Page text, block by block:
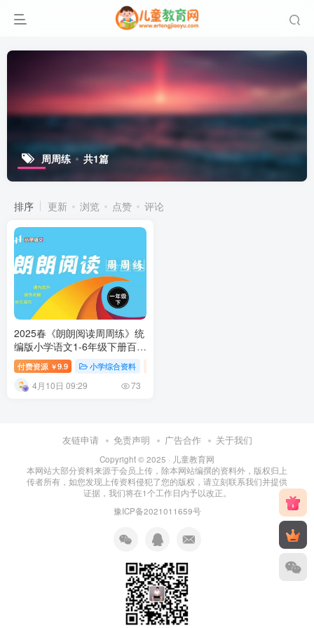
周周练 共1篇
排序 更新 浏览 点赞 评论
2025春《朗朗阅读周周练》统
编版小学语文1-6年级下册百度
网盘下载
付费资源 ￥9.9 小学综合资料
4月10日 09:29 73
友链申请 免责声明 广告合作 关于我们
Copyright © 2025 · 儿童教育网
本网站大部分资料来源于会员上传，除本网站编撰的资料外，版权归上
传者所有，如您发现上传资料侵犯了您的版权，请立刻联系我们并提供
证据，我们将在1个工作日内予以改正。
豫ICP备2021011659号